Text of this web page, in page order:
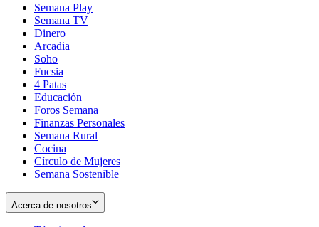
Semana Play
Semana TV
Dinero
Arcadia
Soho
in
new
window
Fucsia
in
new
window
4 Patas
Educación
Foros Semana
Finanzas Personales
Semana Rural
Cocina
Círculo de Mujeres
Semana Sostenible
Acerca de nosotros